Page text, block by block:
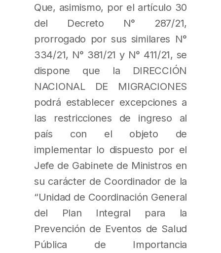
Que, asimismo, por el artículo 30
del Decreto N° 287/21,
prorrogado por sus similares N°
334/21, N° 381/21 y N° 411/21, se
dispone que la DIRECCIÓN
NACIONAL DE MIGRACIONES
podrá establecer excepciones a
las restricciones de ingreso al
país con el objeto de
implementar lo dispuesto por el
Jefe de Gabinete de Ministros en
su carácter de Coordinador de la
“Unidad de Coordinación General
del Plan Integral para la
Prevención de Eventos de Salud
Pública de Importancia